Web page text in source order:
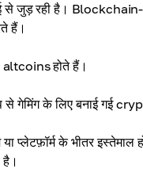
से जुड़ रही है।
हैं।
होते हैं।
से गेमिंग के लिए बनाई गई
प्लेटफ़ॉर्म के भीतर